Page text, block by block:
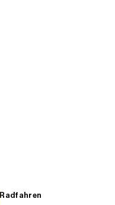
Radfahren